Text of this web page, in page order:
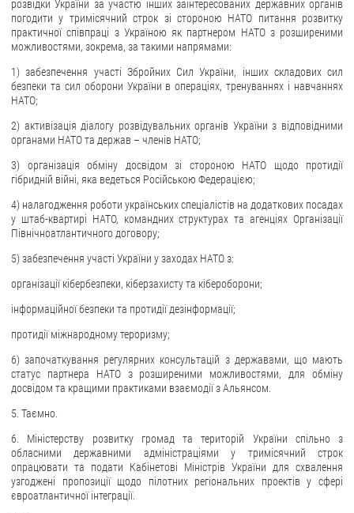
розвідки України за участю інших заінтересованих державних органів
погодити у тримісячний строк зі стороною НАТО питання розвитку
практичної співпраці з Україною як партнером НАТО з розширеними
можливостями, зокрема, за такими напрямами:
1) забезпечення участі Збройних Сил України, інших складових сил
безпеки та сил оборони України в операціях, тренуваннях і навчаннях
НАТО;
2) активізація діалогу розвідувальних органів України з відповідними
органами НАТО та держав – членів НАТО;
3) організація обміну досвідом зі стороною НАТО щодо протидії
гібридній війні, яка ведеться Російською Федерацією;
4) налагодження роботи українських спеціалістів на додаткових посадах
у штаб-квартирі НАТО, командних структурах та агенціях Організації
Північноатлантичного договору;
5) забезпечення участі України у заходах НАТО з:
організації кібербезпеки, кіберзахисту та кібероборони;
інформаційної безпеки та протидії дезінформації;
протидії міжнародному тероризму;
6) започаткування регулярних консультацій з державами, що мають
статус партнера НАТО з розширеними можливостями, для обміну
досвідом та кращими практиками взаємодії з Альянсом.
5. Таємно.
6. Міністерству розвитку громад та територій України спільно з
обласними державними адміністраціями у тримісячний строк
опрацювати та подати Кабінетові Міністрів України для схвалення
узгоджені пропозиції щодо пілотних регіональних проектів у сфері
євроатлантичної інтеграції.